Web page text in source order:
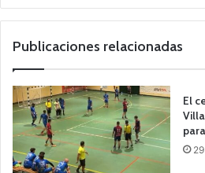
Publicaciones relacionadas
El